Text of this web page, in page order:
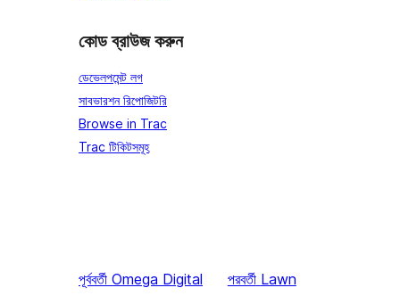
কোড ব্রাউজ করুন
ডেভেলপমেন্ট লগ
সাবভারশন রিপোজিটরি
Browse in Trac
Trac টিকিটসমূহ
পূর্ববর্তী Omega Digital
পরবর্তী Lawn